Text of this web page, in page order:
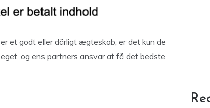
et godt eller dårligt ægteskab, er det kun de
og ens partners ansvar at få det bedste